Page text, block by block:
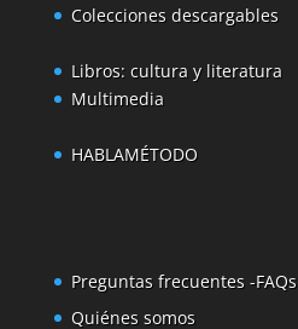
Colecciones descargables
Libros: cultura y literatura
Multimedia
HABLAMÉTODO
Preguntas frecuentes -FAQs
Quiénes somos